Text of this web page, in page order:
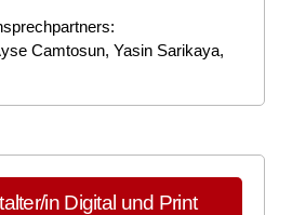
Camtosun, Yasin Sarikaya,
in Digital und Print